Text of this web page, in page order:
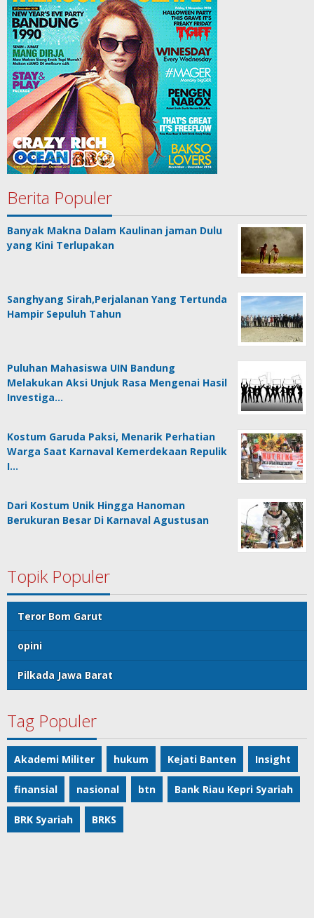
Berita Populer
Banyak Makna Dalam Kaulinan jaman Dulu
yang Kini Terlupakan
Sanghyang Sirah,Perjalanan Yang Tertunda
Hampir Sepuluh Tahun
Puluhan Mahasiswa UIN Bandung
Melakukan Aksi Unjuk Rasa Mengenai Hasil
Investiga…
Kostum Garuda Paksi, Menarik Perhatian
Warga Saat Karnaval Kemerdekaan Repulik
I…
Dari Kostum Unik Hingga Hanoman
Berukuran Besar Di Karnaval Agustusan
Topik Populer
Teror Bom Garut
opini
Pilkada Jawa Barat
Tag Populer
Akademi Militer hukum Kejati Banten Insight
finansial nasional btn Bank Riau Kepri Syariah
BRK Syariah BRKS